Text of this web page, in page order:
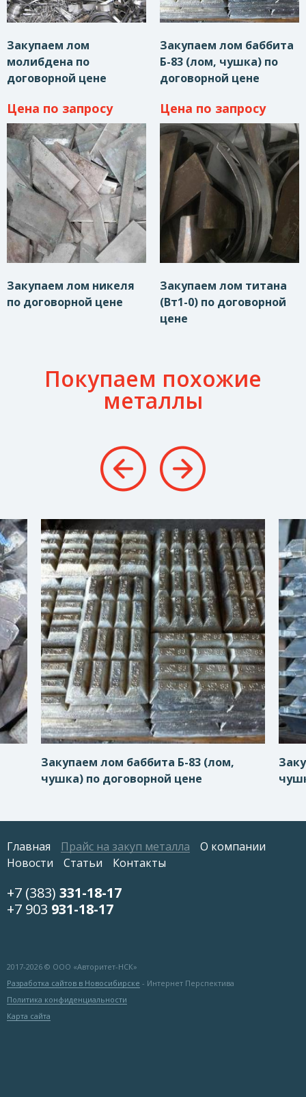
Закупаем лом
молибдена по
договорной цене
Закупаем лом баббита
Б-83 (лом, чушка) по
договорной цене
Цена по запросу
Закупаем лом никеля
по договорной цене
Цена по запросу
Закупаем лом титана
(Вт1-0) по договорной
цене
Покупаем похожие
металлы
Закупаем лом баббита Б-83 (лом,
чушка) по договорной цене
Главная Прайс на закуп металла
О компании
Новости
Статьи Контакты
+7 (383) 331-18-17
+7 903 931-18-17
2017-2026 © ООО «Авторитет-НСК»
Разработка сайтов в Новосибирске - Интернет Перспектива
Политика конфиденциальности
Карта сайта